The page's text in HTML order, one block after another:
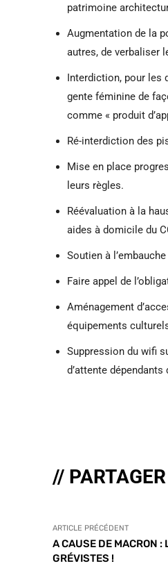
patrimoine
Augmentation de la
autres, de verbaliser
Interdiction, pour les
gente féminine de
comme « produit
Ré-interdiction des
Mise en place
leurs règles.
Réévaluation à la
aides à domicile du
Soutien à
Faire appel de
Aménagement
équipements
Suppression du wifi
d’attente
//
ARTICLE PRÉCÉDENT
A CAUSE DE MACRON :
GRÉVISTES !